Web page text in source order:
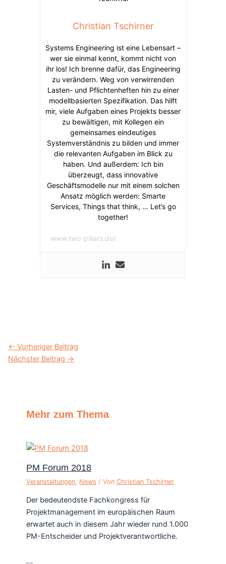
Christian Tschirner
Systems Engineering ist eine Lebensart –
wer sie einmal kennt, kommt nicht von
ihr los! Ich brenne dafür, das Engineering
zu verändern. Weg von verwirrenden
Lasten- und Pflichtenheften hin zu einer
modellbasierten Spezifikation. Das hilft
mir, viele Aufgaben eines Projekts besser
zu bewältigen, mit Kollegen ein
gemeinsames eindeutiges
Systemverständnis zu bilden und immer
die relevanten Aufgaben im Blick zu
haben. Und außerdem: Ich bin
überzeugt, dass innovative
Geschäftsmodelle nur mit einem solchen
Ansatz möglich werden: Smarte
Services, Things that think, … Let’s go
together!
www.two-pillars.de/
← Vorheriger Beitrag
Nächster Beitrag →
Mehr zum Thema
PM Forum 2018
Veranstaltungen, News / VonChristian Tschirner
Der bedeutendste Fachkongress für
Projektmanagement im europäischen Raum
erwartet auch in diesem Jahr wieder rund 1.000
PM-Entscheider und Projektverantwortliche.